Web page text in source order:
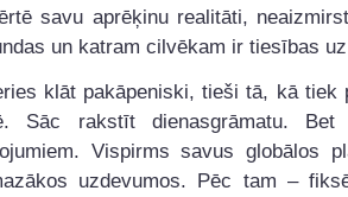
savu aprēķinu realitāti,
un katram cilvēkam ir tiesības
klāt pakāpeniski, tieši tā, kā tiek
Sāc rakstīt dienasgrāmatu.
Vispirms savus globālos
uzdevumos. Pēc tam –